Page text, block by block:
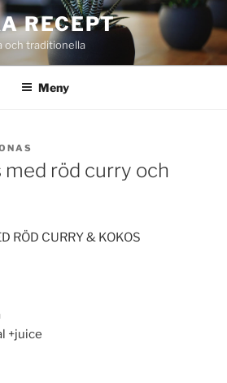
RECEPT
och traditionella
Meny
med röd curry och
RÖD CURRY & KOKOS
+juice